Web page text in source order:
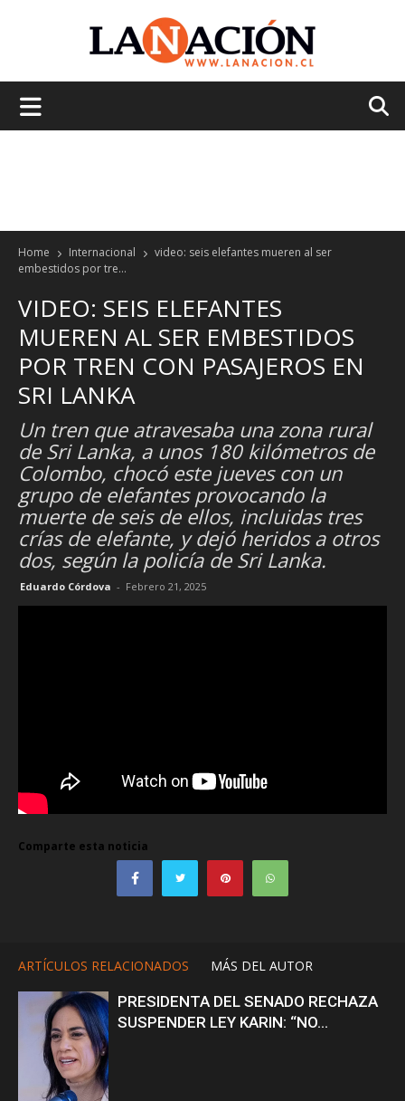
Home Internacional
video: seis elefantes mueren al ser
embestidos por tre...
VIDEO: SEIS ELEFANTES
MUEREN AL SER EMBESTIDOS
POR TREN CON PASAJEROS EN
SRI LANKA
Un tren que atravesaba una zona rural
de Sri Lanka, a unos 180 kilómetros de
Colombo, chocó este jueves con un
grupo de elefantes provocando la
muerte de seis de ellos, incluidas tres
crías de elefante, y dejó heridos a otros
dos, según la policía de Sri Lanka.
Eduardo Córdova - Febrero 21, 2025
Comparte esta noticia
ARTÍCULOS RELACIONADOS MÁS DEL AUTOR
PRESIDENTA DEL SENADO RECHAZA
SUSPENDER LEY KARIN: “NO...